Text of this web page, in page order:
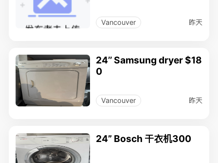
Vancouver 昨天
24’’ Samsung dryer $18
0
Vancouver 昨天
24” Bosch 干衣机300